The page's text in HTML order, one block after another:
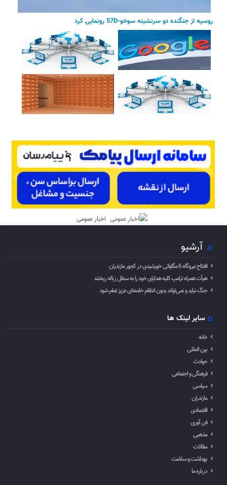
روسیه از جنگنده دو سرنشینه سوخو-57D رونمایی کرد
اخبار عمومی
آرشیو
افتتاح نیروگاه 6 مگاواتی خورشیدی در کجور مازندران
هیأت همراه ترامپ کلیه هدایای خود را به سطل زباله ریختند
جنگ نباید و نمی‌تواند بدون انتقام خامنه‌ای عزیز تمام شود
سایر لینک ها
خانه
بین المللی
حوادث
فرهنگی و اجتماعی
سیاسی
مازندران
اقتصادی
فن آوری
مذهبی
مقالات
بهداشت و سلامت
درباره ما